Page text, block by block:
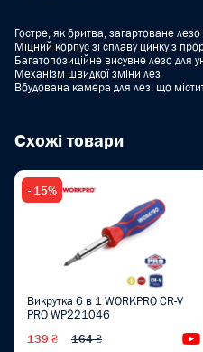
Гостре, як бритва, загартоване лезо
Міцний корпус зі сплаву цинку з
Багатопозиційне висувне лезо для
Механізм швидкої зміни лез
Вбудована камера для лез, що
Схожі товари
- 15%
Викрутка 6 в 1 WORKPRO CR-V
PRO WP221046
139 ₴ 164 ₴